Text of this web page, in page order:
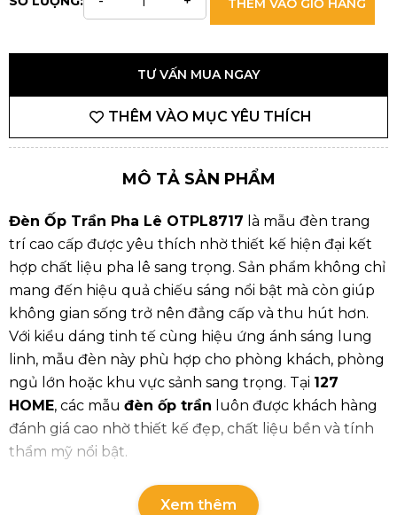
TƯ VẤN MUA NGAY
THÊM VÀO MỤC YÊU THÍCH
MÔ TẢ SẢN PHẨM
Đèn Ốp Trần Pha Lê OTPL8717 là mẫu đèn trang
trí cao cấp được yêu thích nhờ thiết kế hiện đại kết
hợp chất liệu pha lê sang trọng. Sản phẩm không chỉ
mang đến hiệu quả chiếu sáng nổi bật mà còn giúp
không gian sống trở nên đẳng cấp và thu hút hơn.
Với kiểu dáng tinh tế cùng hiệu ứng ánh sáng lung
linh, mẫu đèn này phù hợp cho phòng khách, phòng
ngủ lớn hoặc khu vực sảnh sang trọng. Tại 127
HOME, các mẫu đèn ốp trần luôn được khách hàng
đánh giá cao nhờ thiết kế đẹp, chất liệu bền và tính
thẩm mỹ nổi bật.
Thông số chi tiết sản phẩm
Xem thêm